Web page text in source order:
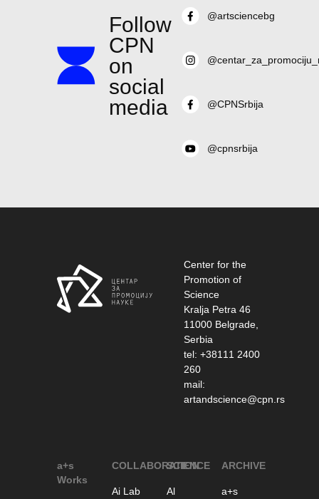
Follow
CPN
on
social
media
@artsciencebg
@CPNSrbija
@cpnsrbija
Center for the
Promotion of
Science
Kralja Petra 46
11000 Belgrade,
Serbia
tel: +38111 2400
260
mail:
artandscience@cpn.rs
a+s
Works
COLLABORATION
Ai Lab
SCIENCE
Al
ARCHIVE
a+s